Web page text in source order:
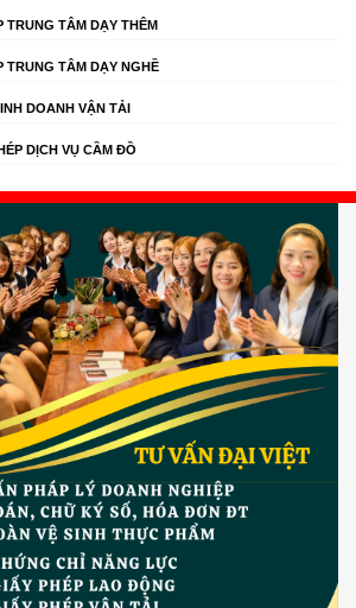
TRUNG TÂM DẠY THÊM
TRUNG TÂM DẠY NGHỀ
DOANH VẬN TẢI
DỊCH VỤ CẦM ĐỒ